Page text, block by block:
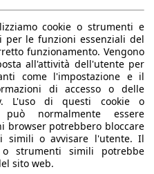
5
-
-
-
530 - 1400 l
(komb.)
cookie o strumenti e
per le funzioni essenziali del
funzionamento. Vengono
all'attività dell'utente per
come l'impostazione e il
di accesso o delle
L'uso di questi cookie o
normalmente essere
browser potrebbero bloccare
simili o avvisare l'utente. Il
strumenti simili potrebbe
sito web.